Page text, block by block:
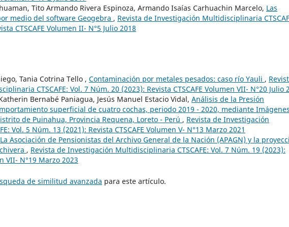
Tito Armando Rivera Espinoza, Armando Isaías Carhuachin Marcelo, Las
medio del software Geogebra , Revista de Investigación Multidisciplinaria
CTSCAFE Volumen II- N°5 Julio 2018
Tania Cotrina Tello , Contaminación por metales pesados: caso río Yauli ,
CTSCAFE: Vol. 7 Núm. 20 (2023): Revista CTSCAFE Volumen VII- N°20 Julio
Bernabé Paniagua, Jesús Manuel Estacio Vidal, Análisis de la Presión
superficial de cuatro cochas, periodo 2019 - 2020, mediante Imágenes
de Puinahua, Provincia Requena, Loreto - Perú , Revista de Investigación
Vol. 5 Núm. 13 (2021): Revista CTSCAFE Volumen V- N°13 Marzo 2021
La Asociación de Pensionistas del Archivo General de la Nación (APAGN) y la
, Revista de Investigación Multidisciplinaria CTSCAFE: Vol. 7 Núm. 19 (2023):
VII- N°19 Marzo 2023
de similitud avanzada para este artículo.